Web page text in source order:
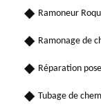
Ramoneur
Ramonage de
Réparation
Tubage de